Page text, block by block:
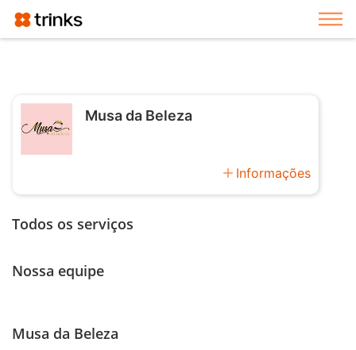
Musa da Beleza
add Informações
Todos os serviços
Nossa equipe
Musa da Beleza